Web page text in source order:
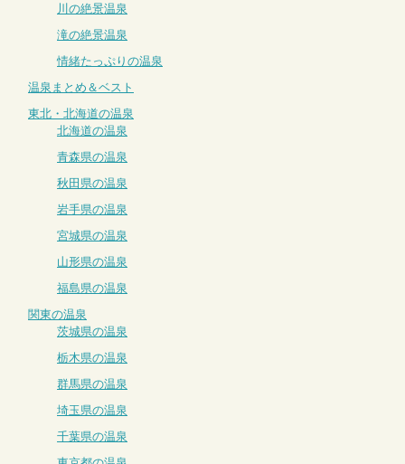
川の絶景温泉
滝の絶景温泉
情緒たっぷりの温泉
温泉まとめ＆ベスト
東北・北海道の温泉
北海道の温泉
青森県の温泉
秋田県の温泉
岩手県の温泉
宮城県の温泉
山形県の温泉
福島県の温泉
関東の温泉
茨城県の温泉
栃木県の温泉
群馬県の温泉
埼玉県の温泉
千葉県の温泉